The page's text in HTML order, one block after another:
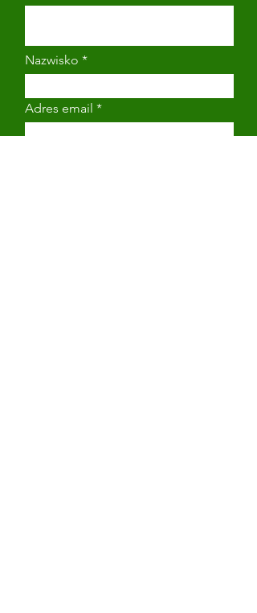
Nazwisko
Adres email